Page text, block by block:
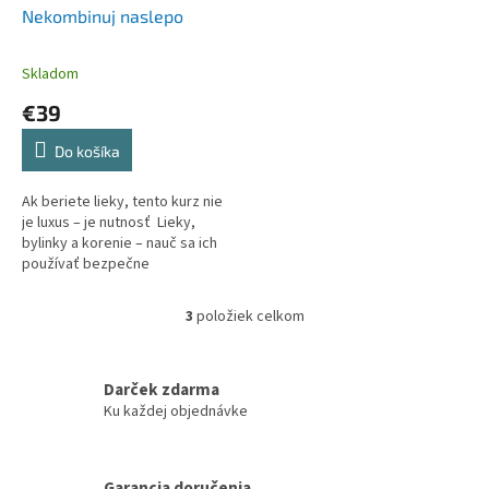
Nekombinuj naslepo
Skladom
€39
Do košíka
Ak beriete lieky, tento kurz nie
je luxus – je nutnosť Lieky,
bylinky a korenie – nauč sa ich
používať bezpečne
O
d
3 položiek celkom
Darček zdarma
Ku každej objednávke